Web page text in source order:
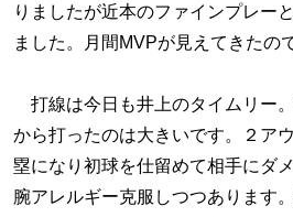
りましたが近本のファインプレー
ました。月間MVPが見えてきたの
打線は今日も井上のタイムリー
から打ったのは大きいです。２ア
塁になり初球を仕留めて相手にダ
腕アレルギー克服しつつあります